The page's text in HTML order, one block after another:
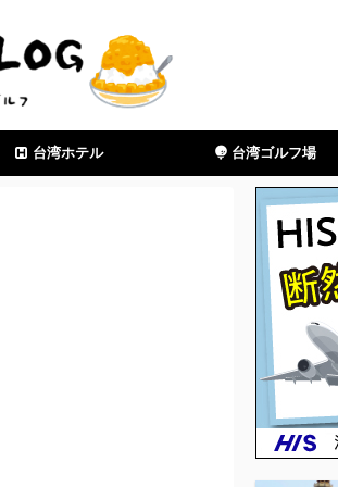
台湾ホテル 台湾ゴルフ場